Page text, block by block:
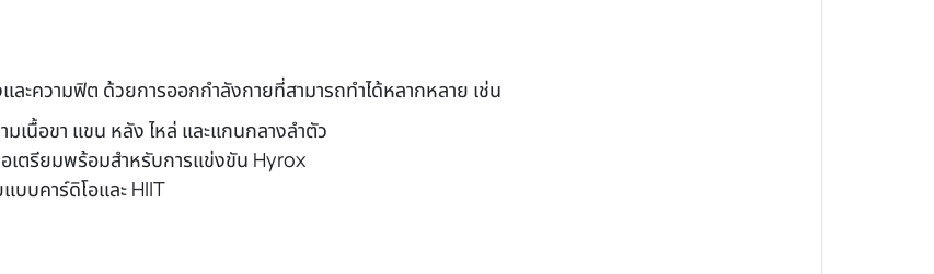
ะความฟิต ด้วยการออกกำลังกายที่สามารถทำได้หลากหลาย เช่น
เนื้อขา แขน หลัง ไหล่ และแกนกลางลำตัว
เตรียมพร้อมสำหรับการแข่งขัน Hyrox
บบคาร์ดิโอและ HIIT